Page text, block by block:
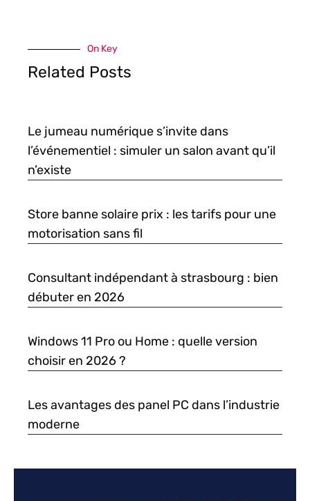
On Key
Related Posts
Le jumeau numérique s’invite dans
l’événementiel : simuler un salon avant qu’il
n’existe
Store banne solaire prix : les tarifs pour une
motorisation sans fil
Consultant indépendant à strasbourg : bien
débuter en 2026
Windows 11 Pro ou Home : quelle version
choisir en 2026 ?
Les avantages des panel PC dans l’industrie
moderne